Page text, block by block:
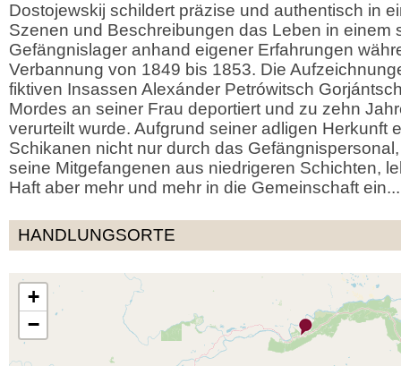
Dostojewskij schildert präzise und authentisch in
Szenen und Beschreibungen das Leben in einem
Gefängnislager anhand eigener Erfahrungen
Verbannung von 1849 bis 1853. Die
fiktiven Insassen Alexánder Petrówitsch
Mordes an seiner Frau deportiert und zu zehn
verurteilt wurde. Aufgrund seiner adligen Herkunft
Schikanen nicht nur durch das
seine Mitgefangenen aus niedrigeren Schichten,
Haft aber mehr und mehr in die Gemeinschaft ein...
HANDLUNGSORTE
+
−